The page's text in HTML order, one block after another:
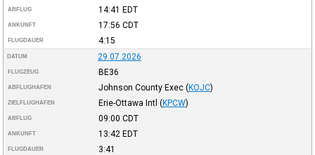
ABFLUG 14:41 EDT
ANKUNFT 17:56 CDT
FLUGDAUER 4:15
DATUM 29.07.2026
FLUGZEUG BE36
ABFLUGHAFEN Johnson County Exec (KOJC)
ZIELFLUGHAFEN Erie-Ottawa Intl (KPCW)
ABFLUG 09:00 CDT
ANKUNFT 13:42 EDT
FLUGDAUER
3:41